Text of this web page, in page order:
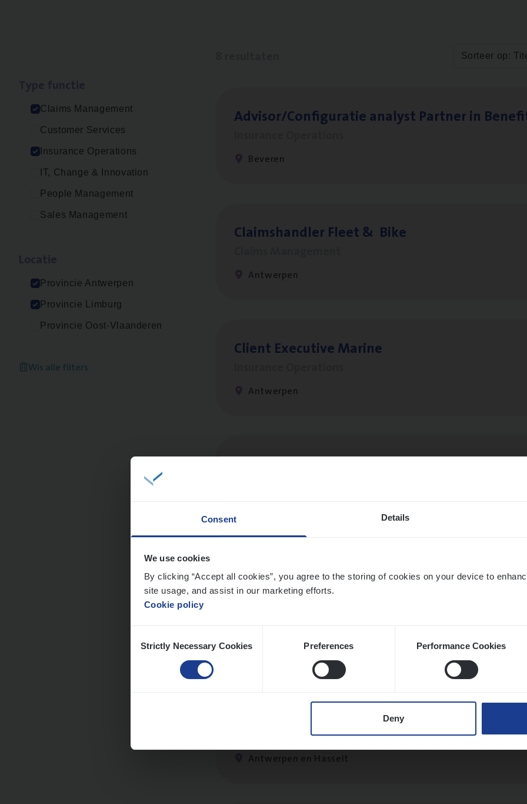
Consent Details
We use cookies
By clicking “Accept all cookies”, you agree to the storing of cookies on your device to
site usage, and assist in our marketing efforts.
Cookie policy
Selection
Strictly Necessary Cookies Preferences Performance Cookies
Deny
Claims Management
Customer Services
Insurance Operations
IT, Change & Innovation
People Management
Sales Management
Provincie Antwerpen
Provincie Limburg
Provincie Oost-Vlaanderen
Wis alle filters
Sorteer op:
Advisor/​Configuratie ana­lyst Part­ner in
Beveren
Claims­hand­ler Fleet& Bike
Antwerpen
Client Exe­cu­ti­ve Marine
Antwerpen
Dos­sier­be­heer­der Gewaar­borgd Inkomen
Dos­sier­be­heer­der Onder­ne­min­gen Van­b­re­da
mans — Mechelen
Mechelen
Dos­sier­be­heer­der Pro­per­ty verzekeringen
Insurance Operations
Antwerpen en Hasselt